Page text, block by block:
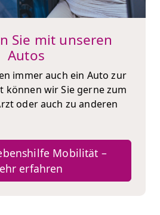
Sie mit unseren
Autos
immer auch ein Auto zur
können wir Sie gerne zum
oder auch zu anderen
Mobilität –
erfahren